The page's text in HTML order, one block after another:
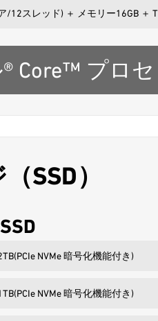
/12スレッド) ＋ メモリー16GB ＋
Core™ プロ
SSD）
NVMe 暗号化機能付き)
NVMe 暗号化機能付き)